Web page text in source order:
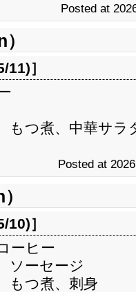
Posted at
11)］
もつ煮、中華サラ
Posted at
10)］
ーヒー
ソーセージ
もつ煮、刺身